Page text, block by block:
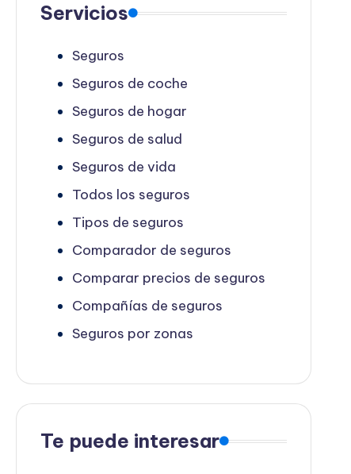
Servicios
Seguros
Seguros de coche
Seguros de hogar
Seguros de salud
Seguros de vida
Todos los seguros
Tipos de seguros
Comparador de seguros
Comparar precios de seguros
Compañías de seguros
Seguros por zonas
Te puede interesar